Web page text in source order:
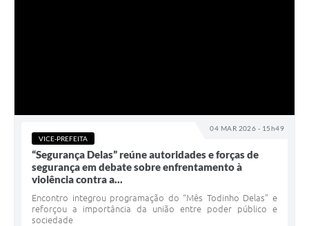
04 MAR 2026 - 15h49
VICE-PREFEITA
“Segurança Delas” reúne autoridades e forças de
segurança em debate sobre enfrentamento à
violência contra a...
Encontro integrou programação do “Mês Todinho Delas” e
reforçou a importância da união entre poder público e
sociedade